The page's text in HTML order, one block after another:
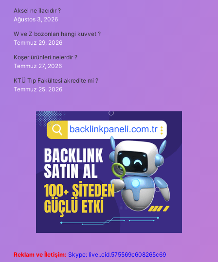
Aksel ne ilacıdır ?
Ağustos 3, 2026
W ve Z bozonları hangi kuvvet ?
Temmuz 29, 2026
Koşer ürünleri nelerdir ?
Temmuz 27, 2026
KTÜ Tıp Fakültesi akredite mi ?
Temmuz 25, 2026
Reklam ve İletişim: Skype: live:.cid.575569c608265c69